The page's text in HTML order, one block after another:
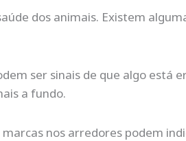
dos animais. Existem
ser sinais de que algo está
a fundo.
nos arredores podem